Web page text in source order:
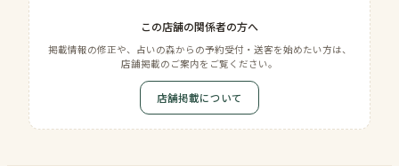
この店舗の関係者の方へ
掲載情報の修正や、占いの森からの予約受付・送客を始めたい方は、
店舗掲載のご案内をご覧ください。
店舗掲載について